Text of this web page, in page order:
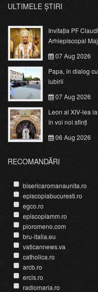
ULTIMELE ȘTIRI
Invitația PF
Arhiepiscopal
07 Aug 2026
Papa, în dialog
iubirii
07 Aug 2026
Leon al XIV-lea
în voi noi sfinți
06 Aug 2026
RECOMANDĂRI
bisericaromanaunita.ro
episcopiabucuresti.ro
egco.ro
episcopiamm.ro
pioromeno.com
bru-italia.eu
vaticannews.va
catholica.ro
arcb.ro
ercis.ro
radiomaria.ro